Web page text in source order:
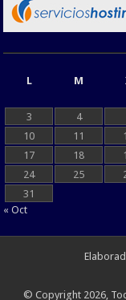
L
M
3
4
10
11
17
18
24
25
31
« Oct
© Copyright 2026,